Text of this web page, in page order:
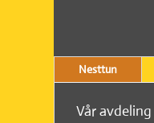
Nesttun
Vår